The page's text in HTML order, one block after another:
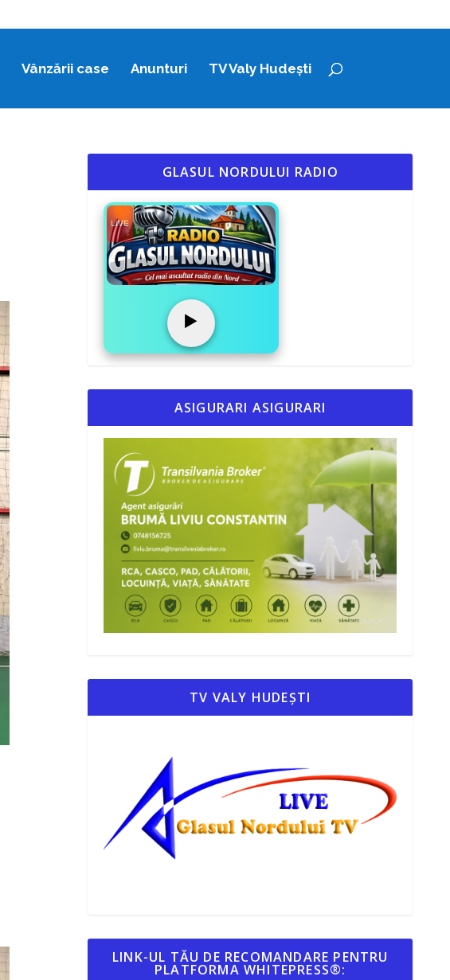
Vânzării case Anunturi TV Valy Hudești
GLASUL NORDULUI RADIO
LIVE
▶️
ASIGURARI ASIGURARI
TV VALY HUDEȘTI
LINK-UL TĂU DE RECOMANDARE PENTRU
PLATFORMA WHITEPRESS®: